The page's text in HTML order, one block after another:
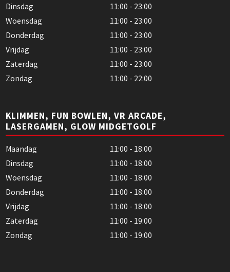
Dinsdag
11:00 - 23:00
Woensdag
11:00 - 23:00
Donderdag
11:00 - 23:00
Vrijdag
11:00 - 23:00
Zaterdag
11:00 - 23:00
Zondag
11:00 - 22:00
KLIMMEN, FUN BOWLEN, VR ARCADE,
LASERGAMEN, GLOW MIDGETGOLF
Maandag
11:00 - 18:00
Dinsdag
11:00 - 18:00
Woensdag
11:00 - 18:00
Donderdag
11:00 - 18:00
Vrijdag
11:00 - 18:00
Zaterdag
11:00 - 19:00
Zondag
11:00 - 19:00